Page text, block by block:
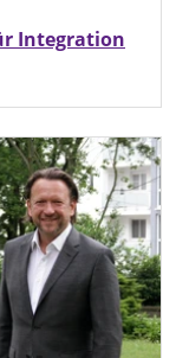
Integration